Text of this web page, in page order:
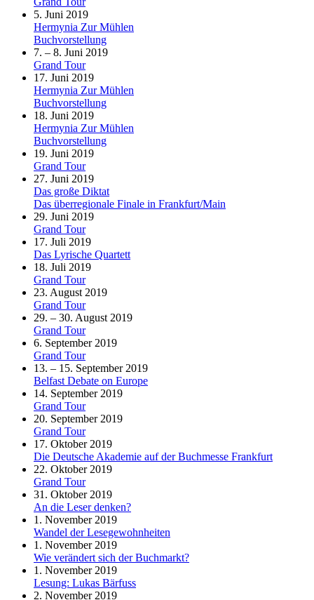
5. Juni 2019
Hermynia Zur Mühlen
Buchvorstellung
7. – 8. Juni 2019
Grand Tour
17. Juni 2019
Hermynia Zur Mühlen
Buchvorstellung
18. Juni 2019
Hermynia Zur Mühlen
Buchvorstellung
19. Juni 2019
Grand Tour
27. Juni 2019
Das große Diktat
Das überregionale Finale in Frankfurt/Main
29. Juni 2019
Grand Tour
17. Juli 2019
Das Lyrische Quartett
18. Juli 2019
Grand Tour
23. August 2019
Grand Tour
29. – 30. August 2019
Grand Tour
6. September 2019
Grand Tour
13. – 15. September 2019
Belfast Debate on Europe
14. September 2019
Grand Tour
20. September 2019
Grand Tour
17. Oktober 2019
Die Deutsche Akademie auf der Buchmesse Frankfurt
22. Oktober 2019
Grand Tour
31. Oktober 2019
An die Leser denken?
1. November 2019
Wandel der Lesegewohnheiten
1. November 2019
Wie verändert sich der Buchmarkt?
1. November 2019
Lesung: Lukas Bärfuss
2. November 2019